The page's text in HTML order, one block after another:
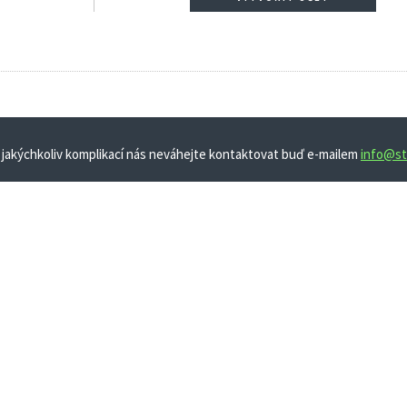
jakýchkoliv komplikací nás neváhejte kontaktovat buď e-mailem